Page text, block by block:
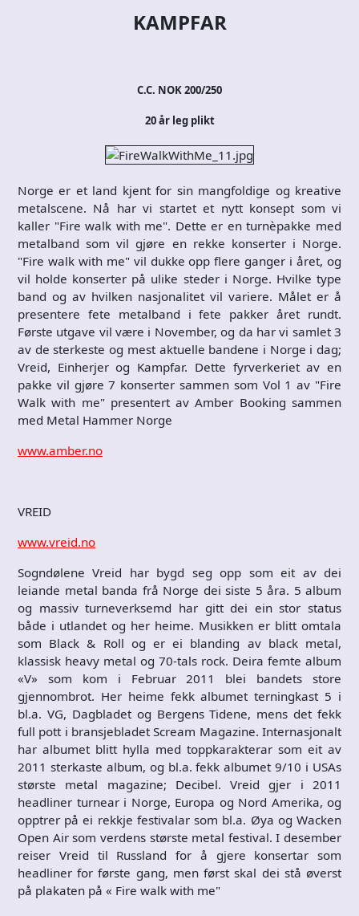
KAMPFAR
C.C. NOK 200/250
20 år leg plikt
Norge er et land kjent for sin mangfoldige og kreative
metalscene. Nå har vi startet et nytt konsept som vi
kaller "Fire walk with me". Dette er en turnèpakke med
metalband som vil gjøre en rekke konserter i Norge.
"Fire walk with me" vil dukke opp flere ganger i året, og
vil holde konserter på ulike steder i Norge. Hvilke type
band og av hvilken nasjonalitet vil variere. Målet er å
presentere fete metalband i fete pakker året rundt.
Første utgave vil være i November, og da har vi samlet 3
av de sterkeste og mest aktuelle bandene i Norge i dag;
Vreid, Einherjer og Kampfar. Dette fyrverkeriet av en
pakke vil gjøre 7 konserter sammen som Vol 1 av "Fire
Walk with me" presentert av Amber Booking sammen
med Metal Hammer Norge
www.amber.no
VREID
www.vreid.no
Sogndølene Vreid har bygd seg opp som eit av dei
leiande metal banda frå Norge dei siste 5 åra. 5 album
og massiv turneverksemd har gitt dei ein stor status
både i utlandet og her heime. Musikken er blitt omtala
som Black & Roll og er ei blanding av black metal,
klassisk heavy metal og 70-tals rock. Deira femte album
«V» som kom i Februar 2011 blei bandets store
gjennombrot. Her heime fekk albumet terningkast 5 i
bl.a. VG, Dagbladet og Bergens Tidene, mens det fekk
full pott i bransjebladet Scream Magazine. Internasjonalt
har albumet blitt hylla med toppkarakterar som eit av
2011 sterkaste album, og bl.a. fekk albumet 9/10 i USAs
største metal magazine; Decibel. Vreid gjer i 2011
headliner turnear i Norge, Europa og Nord Amerika, og
opptrer på ei rekkje festivalar som bl.a. Øya og Wacken
Open Air som verdens største metal festival. I desember
reiser Vreid til Russland for å gjere konsertar som
headliner for første gang, men først skal dei stå øverst
på plakaten på « Fire walk with me"